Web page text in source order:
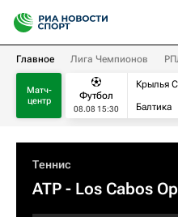
Главное Лига Чемпионов
Матч-
центр
Футбол
08.08 15:30
Крылья
Балтика
Теннис
ATP - Los Cabos